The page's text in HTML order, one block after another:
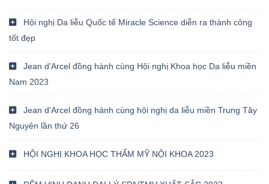
Hội nghị Da liễu Quốc tế Miracle Science diễn ra thành công
tốt đẹp
Jean d’Arcel đồng hành cùng Hội nghị Khoa học Da liễu miền
Nam 2023
Jean d’Arcel đồng hành cùng hội nghị da liễu miền Trung Tây
Nguyên lần thứ 26
HỘI NGHỊ KHOA HỌC THẨM MỸ NỘI KHOA 2023